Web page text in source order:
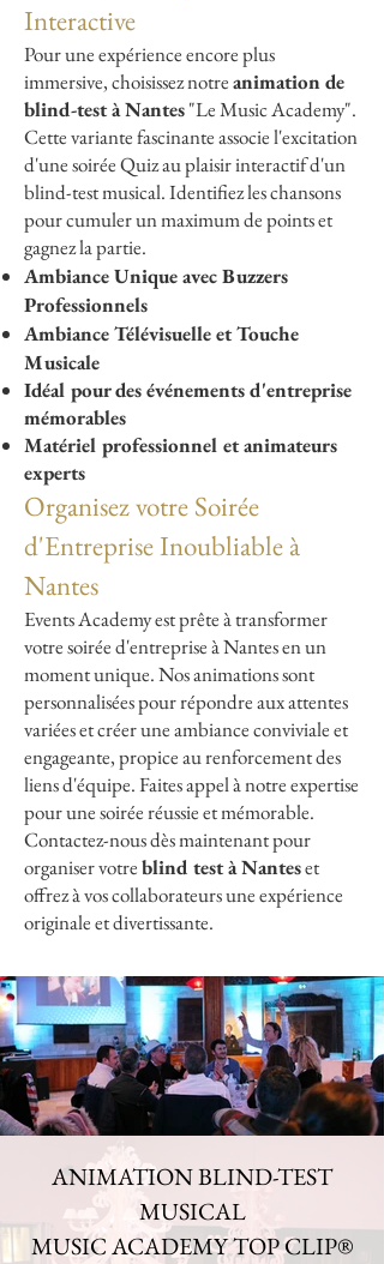
Interactive
Pour une expérience encore plus
immersive, choisissez notreanimation de
blind-test à Nantes"Le Music Academy".
Cette variante fascinante associe l'excitation
d'une soirée Quiz au plaisir interactif d'un
blind-test musical. Identifiez les chansons
pour cumuler un maximum de points et
gagnez la partie.
Ambiance Unique avec Buzzers
Professionnels
Ambiance Télévisuelle et Touche
Musicale
Idéal pour des événements d'entreprise
mémorables
Matériel professionnel et animateurs
experts
Organisez votre Soirée
d'Entreprise Inoubliable à
Nantes
Events Academy est prête à transformer
votre soirée d'entreprise à Nantes en un
moment unique. Nos animations sont
personnalisées pour répondre aux attentes
variées et créer une ambiance conviviale et
engageante, propice au renforcement des
liens d'équipe. Faites appel à notre expertise
pour une soirée réussie et mémorable.
Contactez-nous dès maintenant pour
organiser votreblind test à Nanteset
offrez à vos collaborateurs une expérience
originale et divertissante.
ANIMATION BLIND-TEST
MUSICAL
MUSIC ACADEMY TOP CLIP®